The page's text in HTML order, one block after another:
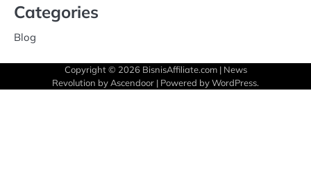
Categories
Blog
Copyright © 2026 BisnisAffiliate.com| News
Revolution by Ascendoor | Powered byWordPress.